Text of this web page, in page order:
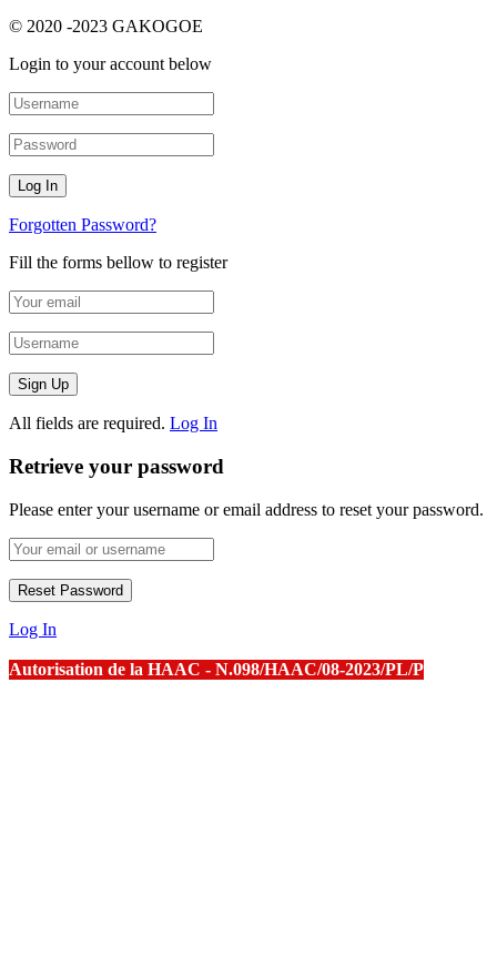
© 2020 -2023 GAKOGOE
Login to your account below
Forgotten Password?
Fill the forms bellow to register
All fields are required. Log In
Retrieve your password
Please enter your username or email address to reset your password.
Log In
Autorisation de la HAAC - N.098/HAAC/08-2023/PL/P